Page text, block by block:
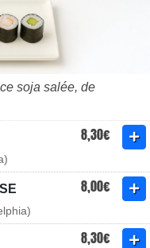
soja salée, de
8,30€
8,00€
8,30€